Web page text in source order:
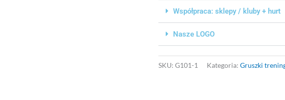
Współpraca: sklepy / kluby + hurt
Nasze LOGO
SKU: G101-1 Kategoria: Gruszki